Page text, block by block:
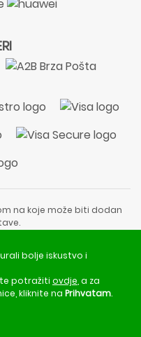
na koje može biti dodan
farmaceuta.
i nuspojavama
ili farmaceutu.
| Sva prava zadržava
bolje iskustvo i
potražiti ovdje , a za
kliknite na Prihvatam.